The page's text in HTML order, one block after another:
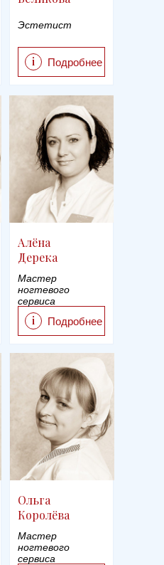
Подробнее
i
Эстетист
Подробнее
i
Алёна
Дерека
Мастер
ногтевого
сервиса
Ольга
Королёва
Мастер
ногтевого
сервиса